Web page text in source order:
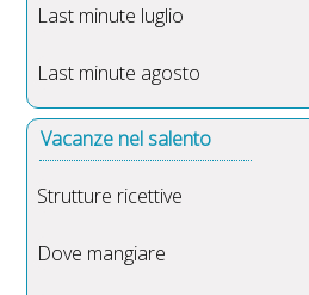
Last minute luglio
Last minute agosto
Vacanze nel salento
Strutture ricettive
Dove mangiare